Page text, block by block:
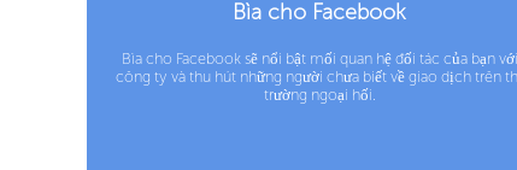
Bìa cho Facebook
Bìa cho Facebook sẽ nổi bật mối quan hệ đối tác của bạn với
công ty và thu hút những người chưa biết về giao dịch trên
trường ngoại hối.